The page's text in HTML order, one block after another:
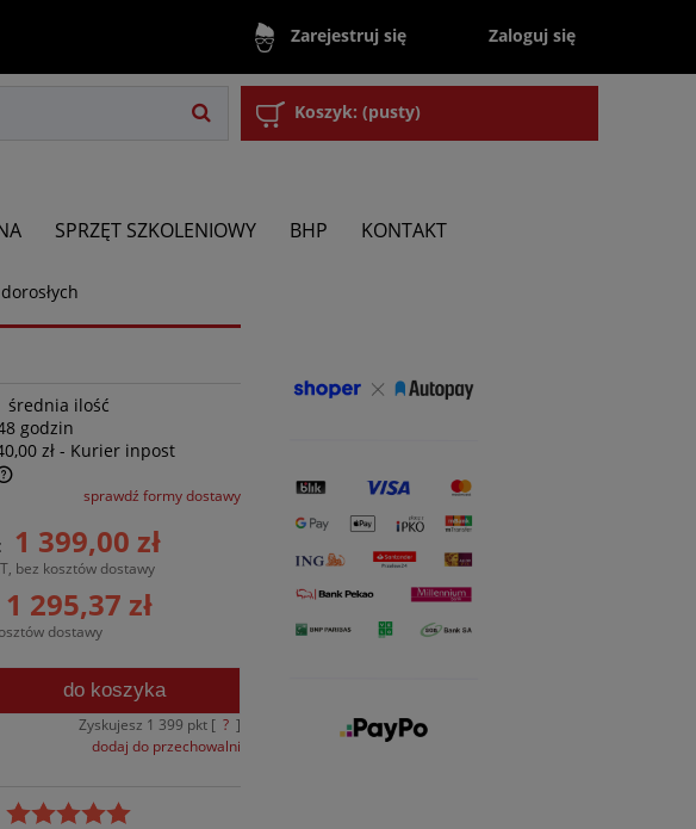
Zarejestruj się Zaloguj się
Koszyk: (pusty)
SPRZĘT SZKOLENIOWY BHP KONTAKT
średnia ilość
godzin
zł - Kurier inpost
sprawdź formy dostawy
1 399,00 zł
bez kosztów dostawy
1 295,37 zł
dostawy
do koszyka
Zyskujesz 1 399 pkt [ ? ]
dodaj do przechowalni